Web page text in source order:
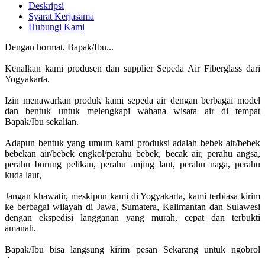
Deskripsi
Syarat Kerjasama
Hubungi Kami
Dengan hormat, Bapak/Ibu...
Kenalkan kami produsen dan supplier Sepeda Air Fiberglass dari
Yogyakarta.
Izin menawarkan produk kami sepeda air dengan berbagai model
dan bentuk untuk melengkapi wahana wisata air di tempat
Bapak/Ibu sekalian.
Adapun bentuk yang umum kami produksi adalah bebek air/bebek
bebekan air/bebek engkol/perahu bebek, becak air, perahu angsa,
perahu burung pelikan, perahu anjing laut, perahu naga, perahu
kuda laut,
Jangan khawatir, meskipun kami di Yogyakarta, kami terbiasa kirim
ke berbagai wilayah di Jawa, Sumatera, Kalimantan dan Sulawesi
dengan ekspedisi langganan yang murah, cepat dan terbukti
amanah.
Bapak/Ibu bisa langsung kirim pesan Sekarang untuk ngobrol